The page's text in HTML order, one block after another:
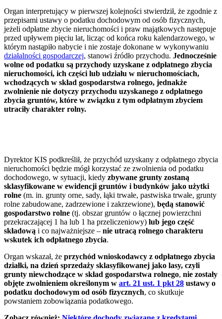
Organ interpretujący w pierwszej kolejności stwierdził, że zgodnie z
przepisami ustawy o podatku dochodowym od osób fizycznych,
jeżeli odpłatne zbycie nieruchomości i praw majątkowych następuje
przed upływem pięciu lat, licząc od końca roku kalendarzowego, w
którym nastąpiło nabycie i nie zostaje dokonane w wykonywaniu
działalności gospodarczej, stanowi źródło przychodu. Jednocześnie
wolne od podatku są przychody uzyskane z odpłatnego zbycia
nieruchomości, ich części lub udziału w nieruchomościach,
wchodzących w skład gospodarstwa rolnego, jednakże
zwolnienie nie dotyczy przychodu uzyskanego z odpłatnego
zbycia gruntów, które w związku z tym odpłatnym zbyciem
utraciły charakter rolny.
Dyrektor KIS podkreślił, że przychód uzyskany z odpłatnego zbycia
nieruchomości będzie mógł korzystać ze zwolnienia od podatku
dochodowego, w sytuacji, kiedy zbywane grunty zostaną
sklasyfikowane w ewidencji gruntów i budynków jako użytki
rolne (m. in. grunty orne, sady, łąki trwałe, pastwiska trwałe, grunty
rolne zabudowane, zadrzewione i zakrzewione), będą stanowić
gospodarstwo rolne (tj. obszar gruntów o łącznej powierzchni
przekraczającej 1 ha lub 1 ha przeliczeniowy) lub jego część
składową i co najważniejsze – nie utracą rolnego charakteru
wskutek ich odpłatnego zbycia.
Organ wskazał, że przychód wnioskodawcy z odpłatnego zbycia
działki, na dzień sprzedaży sklasyfikowanej jako lasy, czyli
grunty niewchodzące w skład gospodarstwa rolnego, nie zostały
objęte zwolnieniem określonym w art. 21 ust. 1 pkt 28 ustawy o
podatku dochodowym od osób fizycznych, co skutkuje
powstaniem zobowiązania podatkowego.